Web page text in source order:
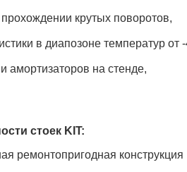
крутых поворотов,
в диапозоне температур
амортизаторов на стенде,
стоек KIT:
ремонтопригодная